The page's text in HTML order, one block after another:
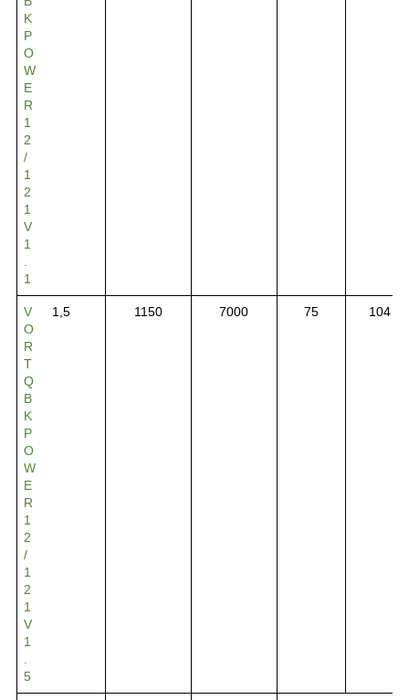
K
P
O
W
E
R
1
2
/
1
2
1
V
1
1
V
O
R
T
Q
B
K
P
O
W
E
R
1
2
/
1
2
1
V
1
5
1,5 1150 7000 75 104